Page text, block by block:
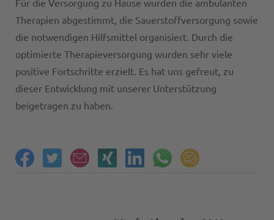
Für die Versorgung zu Hause wurden die ambulanten
Therapien abgestimmt, die Sauerstoffversorgung sowie
die notwendigen Hilfsmittel organisiert. Durch die
optimierte Therapieversorgung wurden sehr viele
positive Fortschritte erzielt. Es hat uns gefreut, zu
dieser Entwicklung mit unserer Unterstützung
beigetragen zu haben.